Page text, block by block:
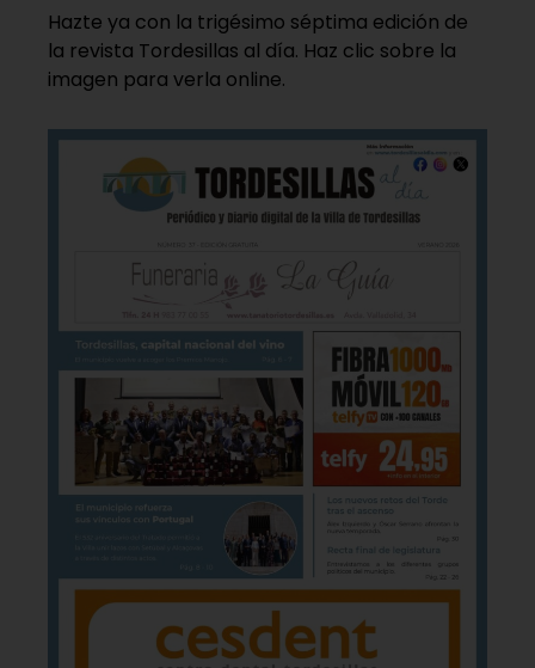
Hazte ya con la trigésimo séptima edición de
la revista Tordesillas al día. Haz clic sobre la
imagen para verla online.